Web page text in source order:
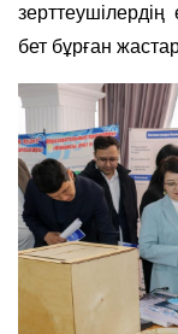
бет бұрған